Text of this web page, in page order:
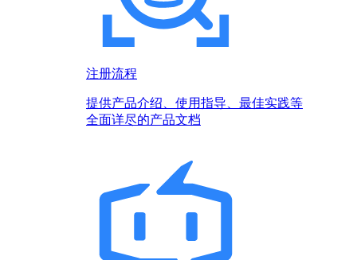
注册流程
提供产品介绍、使用指导、最佳实践等
全面详尽的产品文档